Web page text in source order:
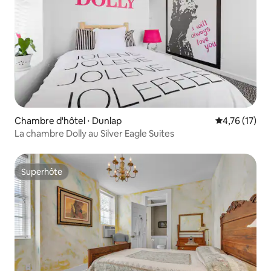
Chambre d'hôtel ⋅ Dunlap Évaluation
4,76 (17)
La chambre Dolly au Silver Eagle Suites
Superhôte
Superhôte